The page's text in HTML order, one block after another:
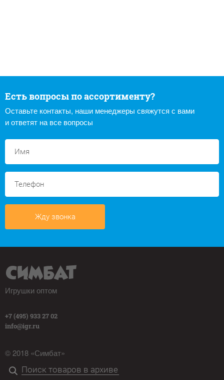
Есть вопросы по ассортименту?
Оставьте контакты, наши менеджеры свяжутся с вами
и ответят на все вопросы
Жду звонка
Игрушки оптом
+7 (495) 933 27 02
info@igr.ru
© 2018 «Симбат»